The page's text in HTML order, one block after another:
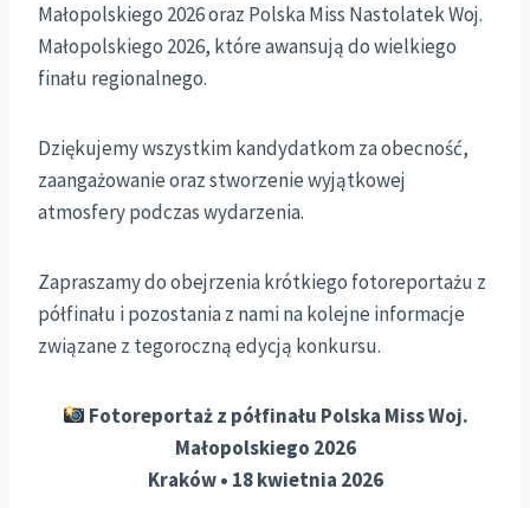
Małopolskiego 2026 oraz Polska Miss Nastolatek Woj.
Małopolskiego 2026, które awansują do wielkiego
finału regionalnego.
Dziękujemy wszystkim kandydatkom za obecność,
zaangażowanie oraz stworzenie wyjątkowej
atmosfery podczas wydarzenia.
Zapraszamy do obejrzenia krótkiego fotoreportażu z
półfinału i pozostania z nami na kolejne informacje
związane z tegoroczną edycją konkursu.
Fotoreportaż z półfinału Polska Miss Woj.
Małopolskiego 2026
Kraków • 18 kwietnia 2026